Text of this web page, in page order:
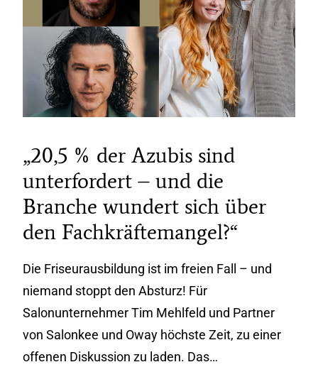
„20,5 % der Azubis sind
unterfordert – und die
Branche wundert sich über
den Fachkräftemangel?“
Die Friseurausbildung ist im freien Fall – und
niemand stoppt den Absturz! Für
Salonunternehmer Tim Mehlfeld und Partner
von Salonkee und Oway höchste Zeit, zu einer
offenen Diskussion zu laden. Das…